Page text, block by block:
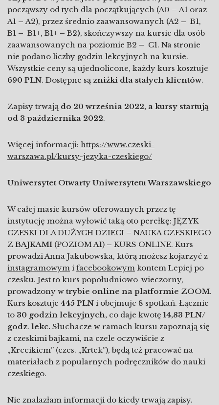
począwszy od tych dla początkujących (A0 –A1 oraz
A1 –A2), przez średnio zaawansowanych (A2 – B1,
B1 – B1+, B1+ – B2), skończywszy na kursie dla osób
zaawansowanych na poziomie B2 – C1. Na stronie
nie podano liczby godzin lekcyjnych na kursie.
Wszystkie ceny są ujednolicone, każdy kurs kosztuje
690 PLN. Dostępne są zniżki dla stałych klientów.
Zapisy trwają do 20 września 2022, a kursy startują
od 3 października 2022.
Więcej informacji: https://www.czeski-
warszawa.pl/kursy-jezyka-czeskiego/
Uniwersytet Otwarty Uniwersytetu Warszawskiego
W całej masie kursów oferowanych przez tę
instytucję można wyłowić taką oto perełkę: JĘZYK
CZESKI DLA DUŻYCH DZIECI – NAUKA CZESKIEGO
Z BAJKAMI (POZIOMA1) – KURS ONLINE. Kurs
prowadzi Anna Jakubowska, którą możesz kojarzyć z
instagramowym i facebookowym kontem Lepiej po
czesku. Jest to kurs popołudniowo-wieczorny,
prowadzony w trybie online na platformie ZOOM.
Kurs kosztuje 445 PLN i obejmuje 8 spotkań. Łącznie
to 30 godzin lekcyjnych, co daje kwotę 14,83 PLN/
godz. lekc. Słuchacze w ramach kursu zapoznają się
z czeskimi bajkami, na czele oczywiście z
„Krecikiem” (czes. „Krtek”), będą też pracować na
materiałach z popularnych podręczników do nauki
czeskiego.
Nie znalazłam informacji do kiedy trwają zapisy.